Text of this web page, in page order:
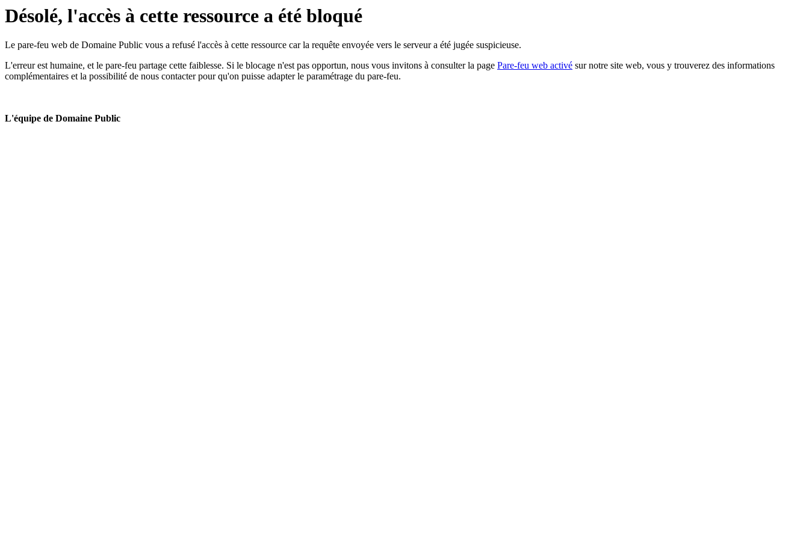
Désolé, l'accès à cette ressource a été bloqué
Le pare-feu web de Domaine Public vous a refusé l'accès à cette ressource car la requête envoyée vers le serveur a été jugée suspicieuse.
L'erreur est humaine, et le pare-feu partage cette faiblesse. Si le blocage n'est pas opportun, nous vous invitons à consulter la page Pare-feu web activé sur notre site web, vous y trouverez des informations
complémentaires et la possibilité de nous contacter pour qu'on puisse adapter le paramétrage du pare-feu.
L'équipe de Domaine Public